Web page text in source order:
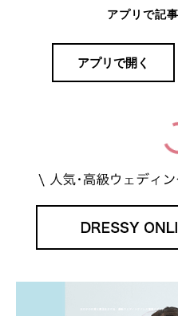
アプリで記
アプリで開く